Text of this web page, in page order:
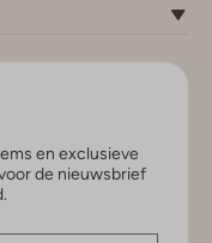
en exclusieve
de nieuwsbrief